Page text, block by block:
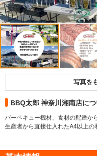
写真を
BBQ太郎 神奈川湘南店につ
バーベキュー機材、食材の配達か
生産者から直接仕入れたA4以上
【BBQ太郎 神奈川湘南店】は必要
機材配送から片付け、食材の準備